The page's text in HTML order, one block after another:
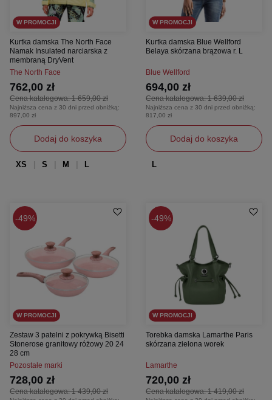
W PROMOCJI
Kurtka damska The North Face
Namak Insulated narciarska z
membraną DryVent
The North Face
Cena katalogowa:1 659,00 zł
762,00 zł
Najniższa cena z 30 dni przed obniżką:
897,00 zł
Dodaj do koszyka
XS S M L
W PROMOCJI
Kurtka damska Blue Wellford
Belaya skórzana brązowa r. L
Blue Wellford
Cena katalogowa:1 639,00 zł
694,00 zł
Najniższa cena z 30 dni przed obniżką:
817,00 zł
Dodaj do koszyka
L
49%
W PROMOCJI
Zestaw 3 patelni z pokrywką Bisetti
Stonerose granitowy różowy 20 24
28 cm
Pozostałe marki
Cena katalogowa:1 439,00 zł
728,00 zł
49%
W PROMOCJI
Torebka damska Lamarthe Paris
skórzana zielona worek
Lamarthe
Cena katalogowa:1 419,00 zł
720,00 zł